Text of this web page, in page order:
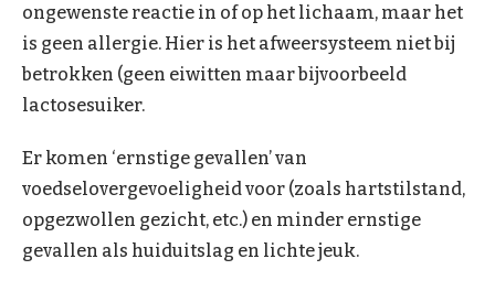
ongewenste reactie in of op het lichaam, maar het
is geen allergie. Hier is het afweersysteem niet bij
betrokken (geen eiwitten maar bijvoorbeeld
lactosesuiker.
Er komen ‘ernstige gevallen’ van
voedselovergevoeligheid voor (zoals hartstilstand,
opgezwollen gezicht, etc.) en minder ernstige
gevallen als huiduitslag en lichte jeuk.